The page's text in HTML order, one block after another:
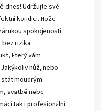
dnes! Udržujte své
kondici. Nože
spokojenosti
bez rizika.
který vám
nůž, nebo
moudrým
svatbě nebo
tak i profesionální